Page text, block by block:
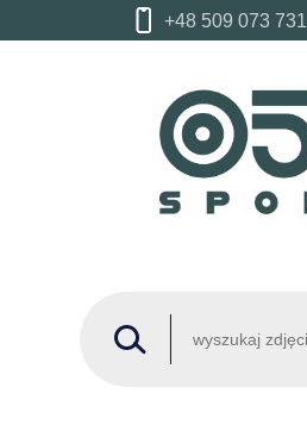
+48 509 073 731